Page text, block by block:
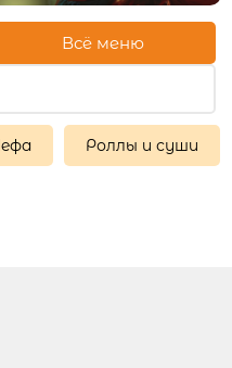
Всё меню
Роллы и суши